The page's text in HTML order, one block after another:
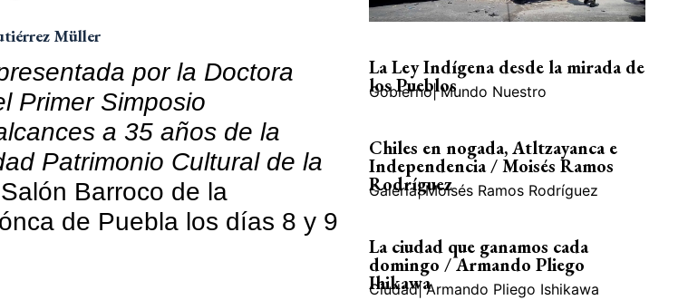
Müller
por la Doctora
Primer Simposio
a 35 años de la
Patrimonio Cultural de la
Salón Barroco de la
de Puebla los días 8 y 9
La Ley Indígena desde la mirada de
los Pueblos
Gobierno| Mundo Nuestro
Chiles en nogada, Atltzayanca e
Independencia / Moisés Ramos
Rodríguez
Galería| Moisés Ramos Rodríguez
La ciudad que ganamos cada
domingo / Armando Pliego
Ihikawa
Ciudad| Armando Pliego Ishikawa